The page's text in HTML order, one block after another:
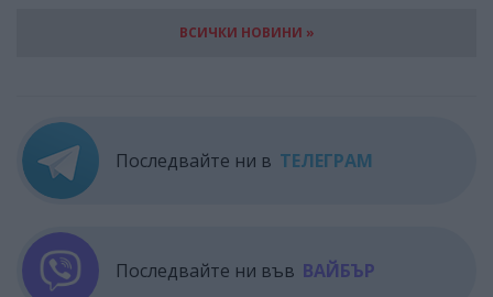
ВСИЧКИ НОВИНИ »
Последвайте ни в ТЕЛЕГРАМ
Последвайте ни във ВАЙБЪР